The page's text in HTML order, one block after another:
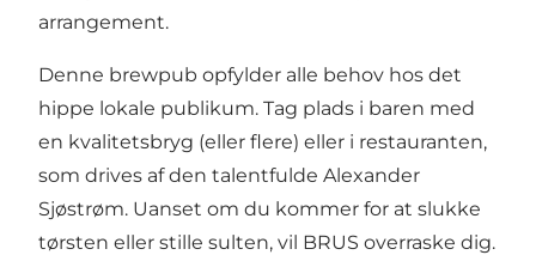
arrangement.
Denne brewpub opfylder alle behov hos det
hippe lokale publikum. Tag plads i baren med
en kvalitetsbryg (eller flere) eller i restauranten,
som drives af den talentfulde Alexander
Sjøstrøm. Uanset om du kommer for at slukke
tørsten eller stille sulten, vil BRUS overraske dig.